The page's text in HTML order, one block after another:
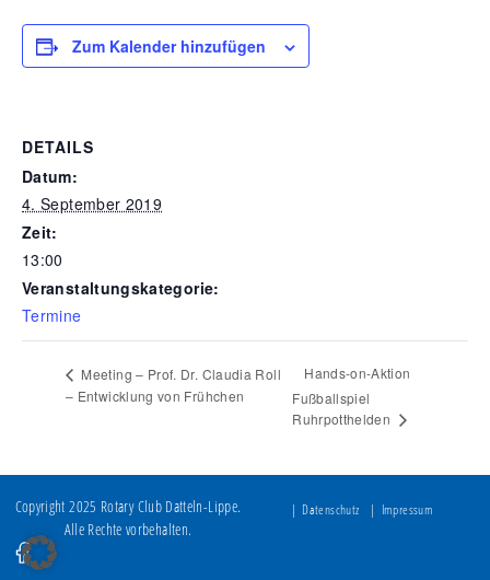
Zum Kalender hinzufügen
DETAILS
Datum:
4. September 2019
Zeit:
13:00
Veranstaltungskategorie:
Termine
Meeting – Prof. Dr. Claudia Roll
– Entwicklung von Frühchen
Hands-on-Aktion
Fußballspiel
Ruhrpotthelden
Copyright 2025 Rotary Club Datteln-Lippe.
Alle Rechte vorbehalten.
Datenschutz Impressum